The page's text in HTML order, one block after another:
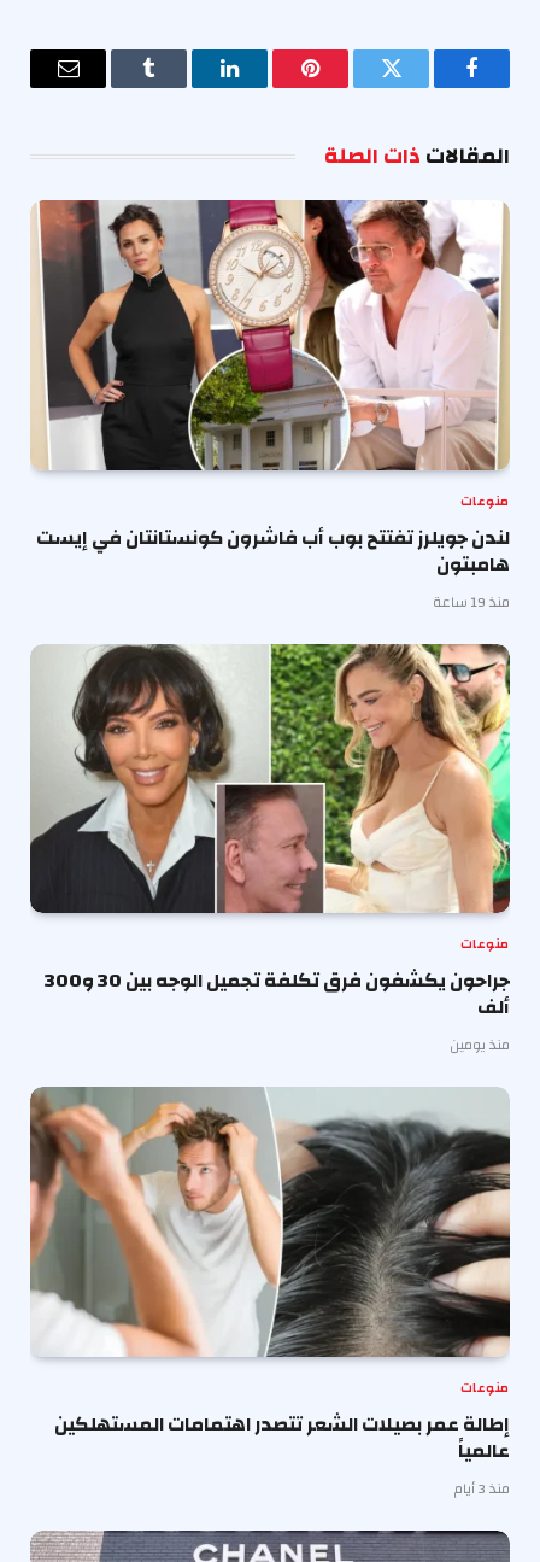
فيسبوك تويتر بينتيريستلينكدإن Tumblr
البريد
المقالاتذات الصلة
منوعات
لندن جويلرز تفتتح بوب أب فاشرون كونستانتان في إيست
هامبتون
منذ 19 ساعة
منوعات
جراحون يكشفون فرق تكلفة تجميل الوجه بين 30 و300
ألف
منذ يومين
منوعات
إطالة عمر بصيلات الشعر تتصدر اهتمامات المستهلكين
عالمياً
منذ 3 أيام